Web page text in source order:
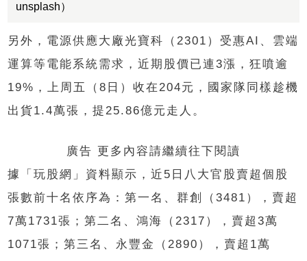
unsplash）
另外，電源供應大廠光寶科（2301）受惠AI、雲端
運算等電能系統需求，近期股價已連3漲，狂噴逾
19%，上周五（8日）收在204元，國家隊同樣趁機
出貨1.4萬張，提25.86億元走人。
廣告 更多內容請繼續往下閱讀
據「玩股網」資料顯示，近5日八大官股賣超個股
張數前十名依序為：第一名、群創（3481），賣超
7萬1731張；第二名、鴻海（2317），賣超3萬
1071張；第三名、永豐金（2890），賣超1萬